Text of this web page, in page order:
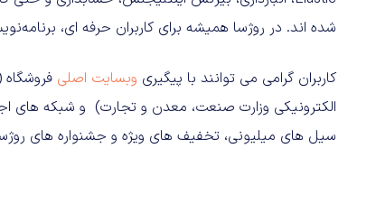
شده‌ اند. در روژسا همیشه برای کاربران حرفه‌ ای،
کاربران گرامی می‌ توانند با پیگیری وبسایت اصلی فروشگاه
الکترونیکی وزارت صنعت، معدن و تجارت) و شبکه‌ های
سیل‌ های میلیونی، تخفیف‌ های ویژه و جشنواره‌ های